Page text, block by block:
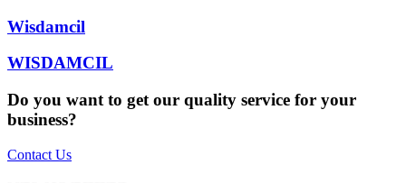
Wisdamcil
WISDAMCIL
Do you want to get our quality service for your
business?
Contact Us